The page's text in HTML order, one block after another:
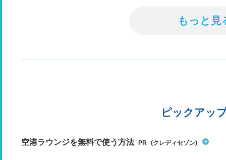
もっと見
ピックアッ
空港ラウンジを無料で使う方法 PR (クレディセゾン)